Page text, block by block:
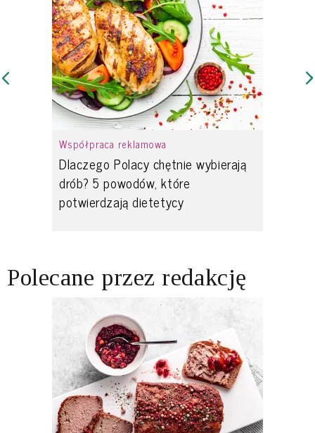
Współpraca reklamowa
Dlaczego Polacy chętnie wybierają
drób? 5 powodów, które
potwierdzają dietetycy
Polecane przez redakcję